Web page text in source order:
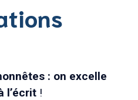
: on excelle
l’écrit !